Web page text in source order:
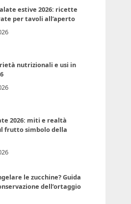
estive 2026: ricette
per tavoli all’aperto
nutrizionali e usi in
2026: miti e realtà
frutto simbolo della
le zucchine? Guida
dell’ortaggio